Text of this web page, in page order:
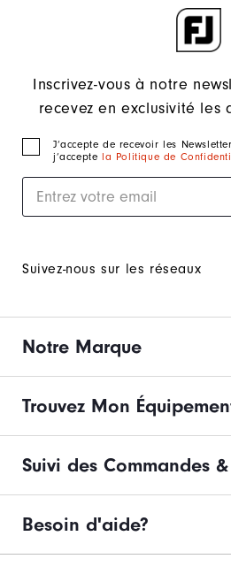
Inscrivez-vous à notre
recevez en exclusivité les
J‘accepte de recevoir les
j’accepte la Politique de
Suivez-nous sur les réseaux
Notre Marque
Trouvez Mon
Suivi des Commandes
Besoin d'aide?